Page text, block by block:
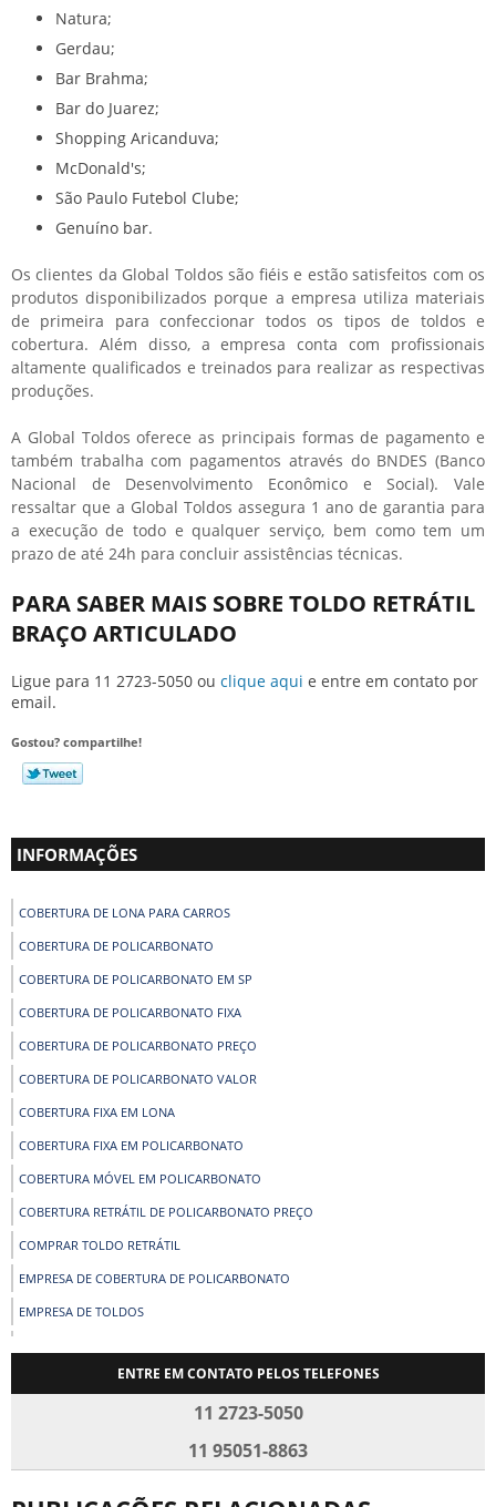
Natura;
Gerdau;
Bar Brahma;
Bar do Juarez;
Shopping Aricanduva;
McDonald's;
São Paulo Futebol Clube;
Genuíno bar.
Os clientes da Global Toldos são fiéis e estão satisfeitos com os
produtos disponibilizados porque a empresa utiliza materiais
de primeira para confeccionar todos os tipos de toldos e
cobertura. Além disso, a empresa conta com profissionais
altamente qualificados e treinados para realizar as respectivas
produções.
A Global Toldos oferece as principais formas de pagamento e
também trabalha com pagamentos através do BNDES (Banco
Nacional de Desenvolvimento Econômico e Social). Vale
ressaltar que a Global Toldos assegura 1 ano de garantia para
a execução de todo e qualquer serviço, bem como tem um
prazo de até 24h para concluir assistências técnicas.
PARA SABER MAIS SOBRE TOLDO RETRÁTIL
BRAÇO ARTICULADO
Ligue para 11 2723-5050 ou clique aqui e entre em contato por
email.
Gostou? compartilhe!
INFORMAÇÕES
COBERTURA DE LONA PARA CARROS
COBERTURA DE POLICARBONATO
COBERTURA DE POLICARBONATO EM SP
COBERTURA DE POLICARBONATO FIXA
COBERTURA DE POLICARBONATO PREÇO
COBERTURA DE POLICARBONATO VALOR
COBERTURA FIXA EM LONA
COBERTURA FIXA EM POLICARBONATO
COBERTURA MÓVEL EM POLICARBONATO
COBERTURA RETRÁTIL DE POLICARBONATO PREÇO
COMPRAR TOLDO RETRÁTIL
EMPRESA DE COBERTURA DE POLICARBONATO
EMPRESA DE TOLDOS
FÁBRICA DE COBERTURA DE POLICARBONATO
ENTRE EM CONTATO PELOS TELEFONES
11 2723-5050
11 95051-8863